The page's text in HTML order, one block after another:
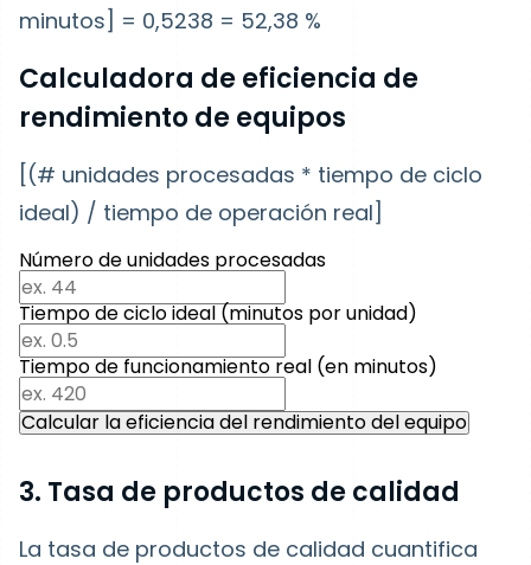
minutos] = 0,5238 = 52,38 %
Calculadora de eficiencia de
rendimiento de equipos
[(# unidades procesadas * tiempo de ciclo
ideal) / tiempo de operación real]
Número de unidades procesadas
Tiempo de ciclo ideal (minutos por unidad)
Tiempo de funcionamiento real (en minutos)
Calcular la eficiencia del rendimiento del equipo
3. Tasa de productos de calidad
La tasa de productos de calidad cuantifica